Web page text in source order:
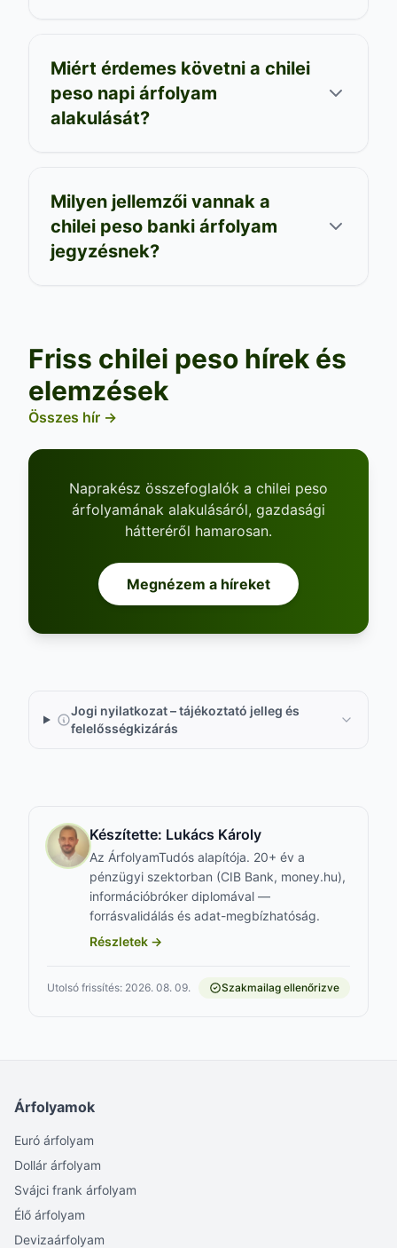
Miért érdemes követni a chilei
peso napi árfolyam
alakulását?
Milyen jellemzői vannak a
chilei peso banki árfolyam
jegyzésnek?
Friss chilei peso hírek és
elemzések
Összes hír →
Naprakész összefoglalók a chilei peso
árfolyamának alakulásáról, gazdasági
hátteréről hamarosan.
Megnézem a híreket
Jogi nyilatkozat – tájékoztató jelleg és
felelősségkizárás
Készítette: Lukács Károly
Az ÁrfolyamTudós alapítója. 20+ év a
pénzügyi szektorban (CIB Bank, money.hu),
információbróker diplomával —
forrásvalidálás és adat-megbízhatóság.
Részletek →
Utolsó frissítés: 2026. 08. 09. Szakmailag ellenőrizve
Árfolyamok
Euró árfolyam
Dollár árfolyam
Svájci frank árfolyam
Élő árfolyam
Devizaárfolyam